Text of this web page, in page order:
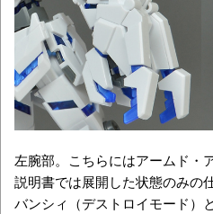
左腕部。こちらにはアームド・
説明書では展開した状態のみの
バンシィ（デストロイモード）